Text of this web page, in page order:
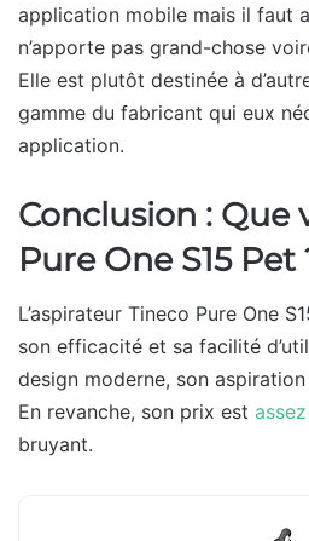
application mobile mais il faut
n’apporte pas grand-chose
Elle est plutôt destinée à
gamme du fabricant qui eux
application.
Conclusion : Que
Pure One S15 Pet
L’aspirateur Tineco Pure One
son efficacité et sa facilité
design moderne, son
En revanche, son prix est
bruyant.